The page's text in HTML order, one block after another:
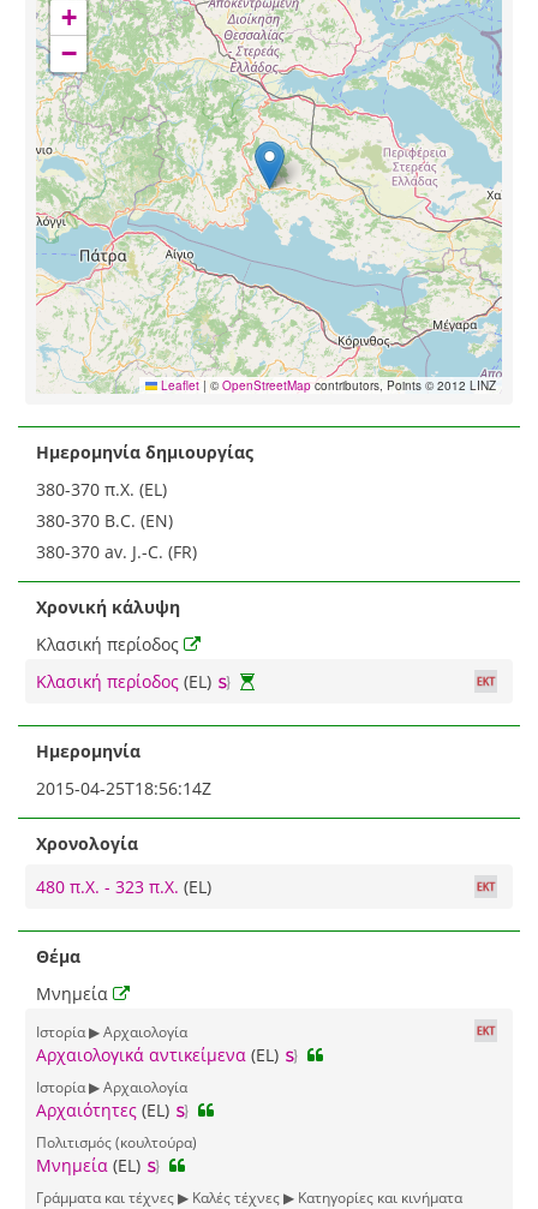
+
−
Leaflet | ©OpenStreetMap contributors, Points © 2012 LINZ
Ημερομηνία δημιουργίας
380-370 π.Χ. (EL)
380-370 B.C. (EN)
380-370 av. J.-C. (FR)
Χρονική κάλυψη
Κλασική περίοδος
Κλασική περίοδος (EL)
Ημερομηνία
2015-04-25T18:56:14Z
Χρονολογία
480 π.Χ. - 323 π.Χ. (EL)
Θέμα
Μνημεία
Ιστορία ▶ Αρχαιολογία
Αρχαιολογικά αντικείμενα (EL)
Ιστορία ▶ Αρχαιολογία
Αρχαιότητες (EL)
Πολιτισμός (κουλτούρα)
Μνημεία (EL)
Γράμματα και τέχνες ▶ Καλές τέχνες ▶ Κατηγορίες και κινήματα